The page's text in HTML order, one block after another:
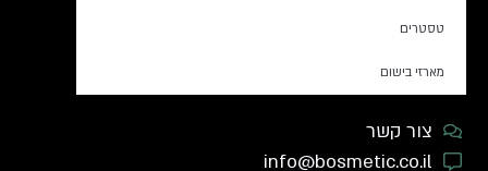
טסטרים
מארזי בישום
צור קשר
info@bosmetic.co.il